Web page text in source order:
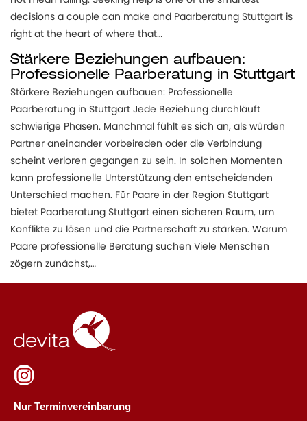
decisions a couple can make and Paarberatung Stuttgart is
right at the heart of where that…
Stärkere Beziehungen aufbauen:
Professionelle Paarberatung in Stuttgart
Stärkere Beziehungen aufbauen: Professionelle
Paarberatung in Stuttgart Jede Beziehung durchläuft
schwierige Phasen. Manchmal fühlt es sich an, als würden
Partner aneinander vorbeireden oder die Verbindung
scheint verloren gegangen zu sein. In solchen Momenten
kann professionelle Unterstützung den entscheidenden
Unterschied machen. Für Paare in der Region Stuttgart
bietet Paarberatung Stuttgart einen sicheren Raum, um
Konflikte zu lösen und die Partnerschaft zu stärken. Warum
Paare professionelle Beratung suchen Viele Menschen
zögern zunächst,…
Nur Terminvereinbarung